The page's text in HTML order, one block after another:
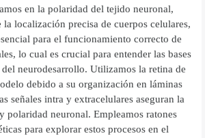
en la polaridad del tejido neuronal,
la localización precisa de cuerpos celulares,
para el funcionamiento correcto de
lo cual es crucial para entender las bases
del neurodesarrollo. Utilizamos la retina de
debido a su organización en láminas
señales intra y extracelulares aseguran la
polaridad neuronal. Empleamos ratones
para explorar estos procesos en el